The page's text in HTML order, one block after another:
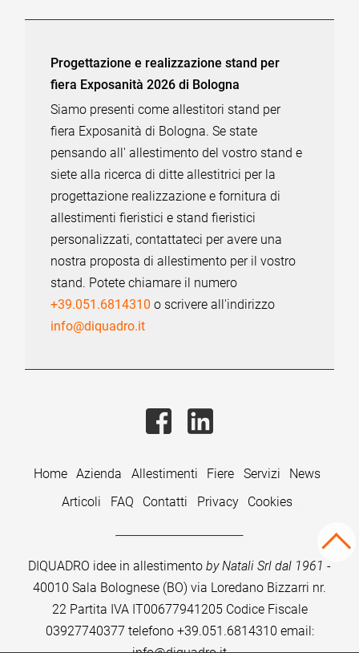
Progettazione e realizzazione stand per
fiera Exposanità 2026 di Bologna
Siamo presenti come allestitori stand per
fiera Exposanità di Bologna. Se state
pensando all' allestimento del vostro stand e
siete alla ricerca di ditte allestitrici per la
progettazione realizzazione e fornitura di
allestimenti fieristici e stand fieristici
personalizzati, contattateci per avere una
nostra proposta di allestimento per il vostro
stand. Potete chiamare il numero
+39.051.6814310 o scrivere all'indirizzo
info@diquadro.it
Home Azienda Allestimenti Fiere Servizi
News
Articoli
FAQ Contatti Privacy Cookies
DIQUADRO idee in allestimento by Natali Srl dal 1961 -
40010 Sala Bolognese (BO) via Loredano Bizzarri nr.
22 Partita IVA IT00677941205 Codice Fiscale
03927740377 telefono +39.051.6814310 email: